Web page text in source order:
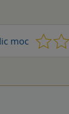
moc 1 2 3